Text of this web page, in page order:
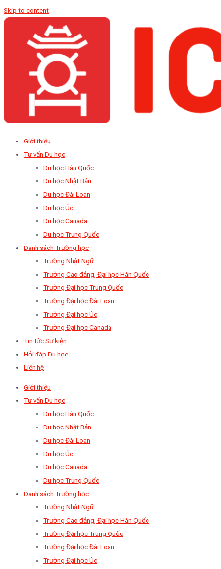
Skip to content
Giới thiệu
Tư vấn Du học
Du học Hàn Quốc
Du học Nhật Bản
Du học Đài Loan
Du học Úc
Du học Canada
Du học Trung Quốc
Danh sách Trường học
Trường Nhật Ngữ
Trường Cao đẳng, Đại học Hàn Quốc
Trường Đại học Trung Quốc
Trường Đại học Đài Loan
Trường Đại học Úc
Trường Đại học Canada
Tin tức Sự kiện
Hỏi đáp Du học
Liên hệ
Giới thiệu
Tư vấn Du học
Du học Hàn Quốc
Du học Nhật Bản
Du học Đài Loan
Du học Úc
Du học Canada
Du học Trung Quốc
Danh sách Trường học
Trường Nhật Ngữ
Trường Cao đẳng, Đại học Hàn Quốc
Trường Đại học Trung Quốc
Trường Đại học Đài Loan
Trường Đại học Úc